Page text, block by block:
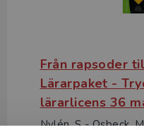
Från rapsoder
Lärarpaket -
lärarlicens 36
Nylén, S - Osbeck,